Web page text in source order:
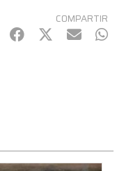
COMPARTIR
Facebook
Twitter
mail